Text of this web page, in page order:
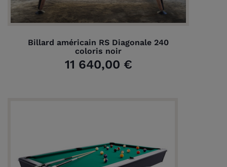
Billard américain RS Diagonale 240
coloris noir
11 640,00 €